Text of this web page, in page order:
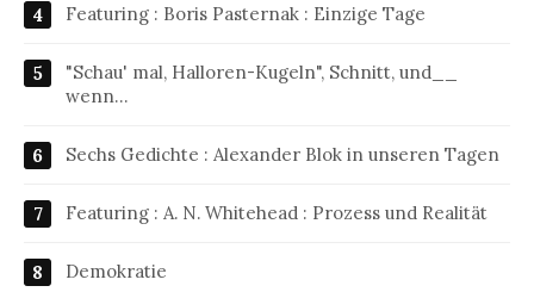
Featuring : Boris Pasternak : Einzige Tage
"Schau' mal, Halloren-Kugeln", Schnitt, und__
wenn…
Sechs Gedichte : Alexander Blok in unseren Tagen
Featuring : A. N. Whitehead : Prozess und Realität
Demokratie